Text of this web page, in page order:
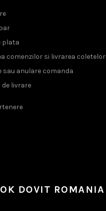
plata
comenzilor si livrarea coletelor
sau anulare comanda
livrare
DOVIT ROMANIA